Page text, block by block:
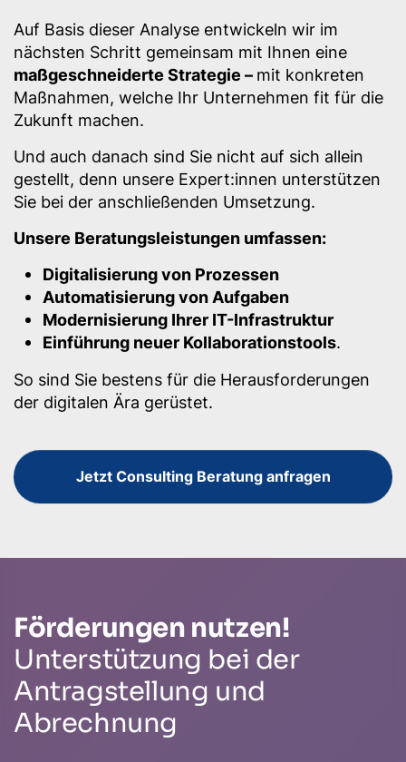
Auf Basis dieser Analyse entwickeln wir im
nächsten Schritt gemeinsam mit Ihnen eine
maßgeschneiderte Strategie – mit konkreten
Maßnahmen, welche Ihr Unternehmen fit für die
Zukunft machen.
Und auch danach sind Sie nicht auf sich allein
gestellt, denn unsere Expert:innen unterstützen
Sie bei der anschließenden Umsetzung.
Unsere Beratungsleistungen umfassen:
Digitalisierung von Prozessen
Automatisierung von Aufgaben
Modernisierung Ihrer IT-Infrastruktur
Einführung neuer Kollaborationstools.
So sind Sie bestens für die Herausforderungen
der digitalen Ära gerüstet.
Jetzt Consulting Beratung anfragen
Förderungen nutzen!
Unterstützung bei der
Antragstellung und
Abrechnung